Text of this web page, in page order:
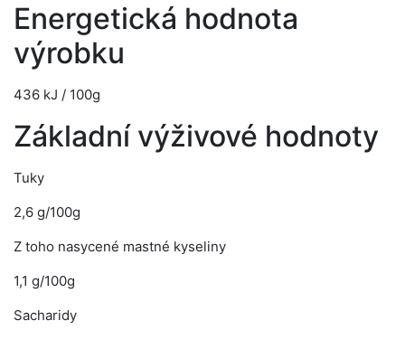
Energetická hodnota
výrobku
436 kJ / 100g
Základní výživové hodnoty
Tuky
2,6 g/100g
Z toho nasycené mastné kyseliny
1,1 g/100g
Sacharidy